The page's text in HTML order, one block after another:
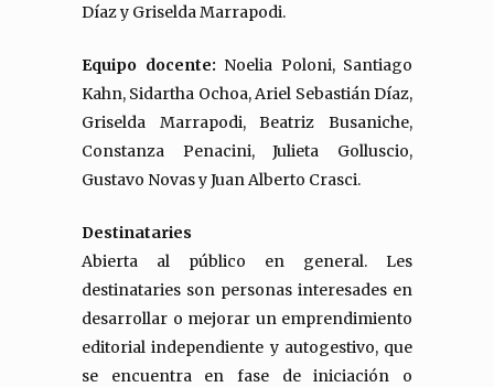
Díaz y Griselda Marrapodi.
Equipo docente: Noelia Poloni, Santiago
Kahn, Sidartha Ochoa, Ariel Sebastián Díaz,
Griselda Marrapodi, Beatriz Busaniche,
Constanza Penacini, Julieta Golluscio,
Gustavo Novas y Juan Alberto Crasci.
Destinataries
Abierta al público en general. Les
destinataries son personas interesades en
desarrollar o mejorar un emprendimiento
editorial independiente y autogestivo, que
se encuentra en fase de iniciación o